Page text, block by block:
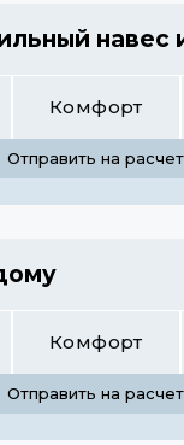
навес
Комфорт
Отправить на расчет
Комфорт
Отправить на расчет